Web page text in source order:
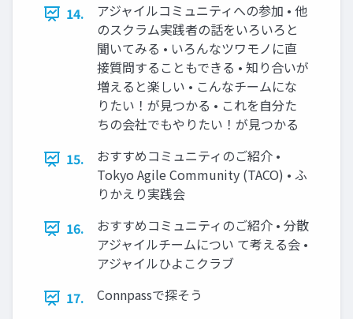
14.
アジャイルコミュニティへの参加 • 他
のスクラム実践者の話をいろいろと
聞いてみる • いろんなツワモノに直
接質問することもできる • 知り合いが
増えると楽しい • こんなチームにな
りたい！が見つかる • これを自分た
ちの会社でもやりたい！が見つかる
15.
おすすめコミュニティのご紹介 •
Tokyo Agile Community (TACO) • ふ
りかえり実践会
16.
おすすめコミュニティのご紹介 • 分散
アジャイルチームについ て考える会 •
アジャイルひよこクラブ
17.
Connpassで探そう